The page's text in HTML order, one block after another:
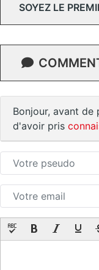
SOYEZ LE
Bonjour, avant de
d'avoir pris